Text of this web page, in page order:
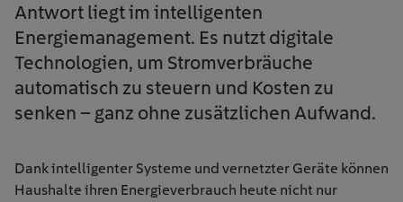
Antwort liegt im intelligenten
Energiemanagement. Es nutzt digitale
Technologien, um Stromverbräuche
automatisch zu steuern und Kosten zu
senken – ganz ohne zusätzlichen Aufwand.
Dank intelligenter Systeme und vernetzter Geräte können
Haushalte ihren Energieverbrauch heute nicht nur